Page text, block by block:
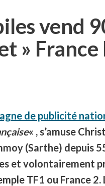
vend
» France
de publicité
« , s’amuse
(Sarthe) depuis
et volontairement
TF1 ou France 2.